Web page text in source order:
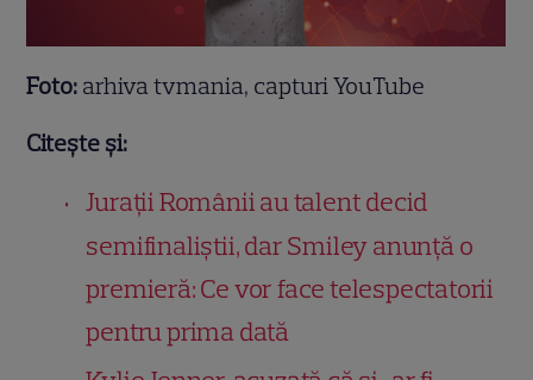
Foto: arhiva tvmania, capturi YouTube
Citește și:
Jurații Românii au talent decid
semifinaliștii, dar Smiley anunță o
premieră: Ce vor face telespectatorii
pentru prima dată